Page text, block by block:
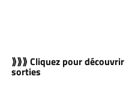
⟫⟫⟫ Cliquez pour
sorties